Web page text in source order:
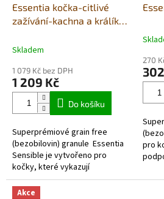
Essentia kočka-citlivé
zažívání-kachna a králík
Skladem
1 079 Kč bez DPH
1 209 Kč
Do košíku
Superprémiové grain free
(bezobilovin) granule Essentia
Sensible je vytvořeno pro
kočky, které vykazují
známky citlivosti na některé
druhy potravy. Obsahuje...
je
270
pro
Akce